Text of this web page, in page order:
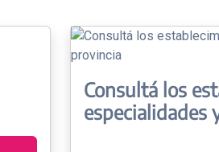
Consultá los
especialidades